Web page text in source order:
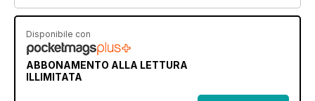
Disponibile con
ABBONAMENTO ALLA LETTURA
ILLIMITATA